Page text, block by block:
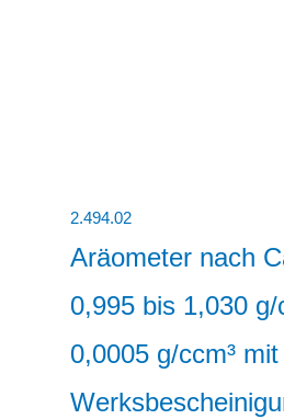
2.494.02
Aräometer nach
0,995 bis 1,030 g/
0,0005 g/ccm³ mit